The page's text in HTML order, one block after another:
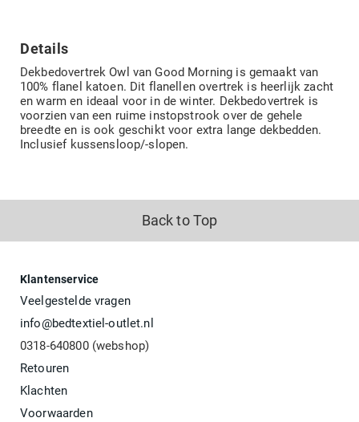
Details
Dekbedovertrek Owl van Good Morning is gemaakt van
100% flanel katoen. Dit flanellen overtrek is heerlijk zacht
en warm en ideaal voor in de winter. Dekbedovertrek is
voorzien van een ruime instopstrook over de gehele
breedte en is ook geschikt voor extra lange dekbedden.
Inclusief kussensloop/-slopen.
Back to Top
Klantenservice
Veelgestelde vragen
info@bedtextiel-outlet.nl
0318-640800 (webshop)
Retouren
Klachten
Voorwaarden